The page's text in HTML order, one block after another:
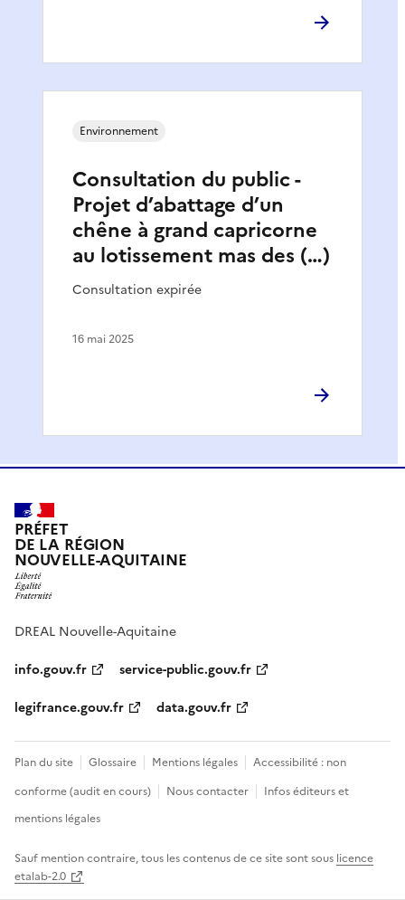
Consultation du public -
Projet d’abattage d’un
chêne à grand capricorne
au lotissement mas des (…)
Consultation expirée
Environnement
16 mai 2025
PRÉFET
DE LA RÉGION
NOUVELLE-AQUITAINE
DREAL Nouvelle-Aquitaine
info.gouv.fr
service-public.gouv.fr
legifrance.gouv.fr
data.gouv.fr
Plan du site Glossaire Mentions légales
Accessibilité : non
conforme (audit en cours)
Nous contacter
Infos éditeurs et
mentions légales
Sauf mention contraire, tous les contenus de ce site sont sous licence
etalab-2.0